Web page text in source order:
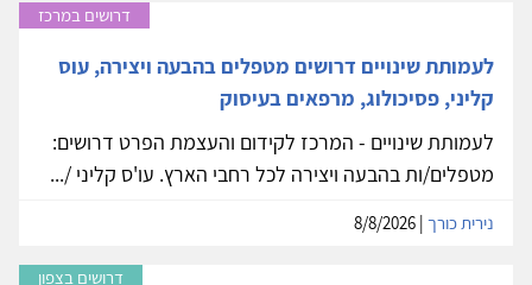
דרושים במרכז
לעמותת שינויים דרושים מטפלים בהבעה ויצירה, עוס
קליני, פסיכולוג, מרפאים בעיסוק
לעמותת שינויים - המרכז לקידום והעצמת הפרט דרושים:
מטפלים/ות בהבעה ויצירה לכל רחבי הארץ. עו'ס קליני /...
נירית כורך
דרושים בצפון